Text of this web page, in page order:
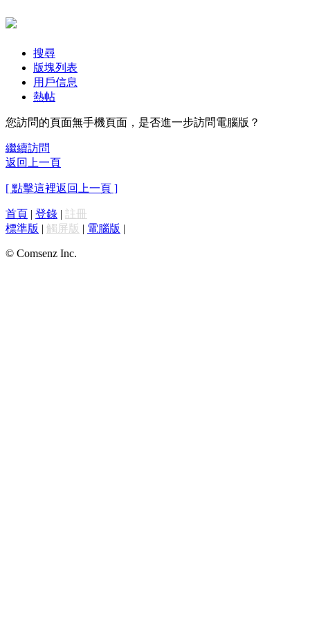
搜尋
版塊列表
用戶信息
熱帖
您訪問的頁面無手機頁面，是否進一步訪問電腦版？
繼續訪問
返回上一頁
[ 點擊這裡返回上一頁 ]
首頁 | 登錄 | 註冊
標準版 | 觸屏版 | 電腦版 |
© Comsenz Inc.